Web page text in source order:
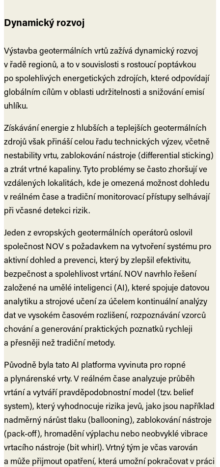
Dynamický rozvoj
Výstavba geotermálních vrtů zažívá dynamický rozvoj
v řadě regionů, a to v souvislosti s rostoucí poptávkou
po spolehlivých energetických zdrojích, které odpovídají
globálním cílům v oblasti udržitelnosti a snižování emisí
uhlíku.
Získávání energie z hlubších a teplejších geotermálních
zdrojů však přináší celou řadu technických výzev, včetně
nestability vrtu, zablokování nástroje (differential sticking)
a ztrát vrtné kapaliny. Tyto problémy se často zhoršují ve
vzdálených lokalitách, kde je omezená možnost dohledu
v reálném čase a tradiční monitorovací přístupy selhávají
při včasné detekci rizik.
Jeden z evropských geotermálních operátorů oslovil
společnost NOV s požadavkem na vytvoření systému pro
aktivní dohled a prevenci, který by zlepšil efektivitu,
bezpečnost a spolehlivost vrtání. NOV navrhlo řešení
založené na umělé inteligenci (AI), které spojuje datovou
analytiku a strojové učení za účelem kontinuální analýzy
dat ve vysokém časovém rozlišení, rozpoznávání vzorců
chování a generování praktických poznatků rychleji
a přesněji než tradiční metody.
Původně byla tato AI platforma vyvinuta pro ropné
a plynárenské vrty. V reálném čase analyzuje průběh
vrtání a vytváří pravděpodobnostní model (tzv. belief
system), který vyhodnocuje rizika jevů, jako jsou například
nadměrný nárůst tlaku (ballooning), zablokování nástroje
(pack-off), hromadění výplachu nebo neobvyklé vibrace
vrtacího nástroje (bit whirl). Vrtný tým je včas varován
a může přijmout opatření, která umožní pokračovat v práci